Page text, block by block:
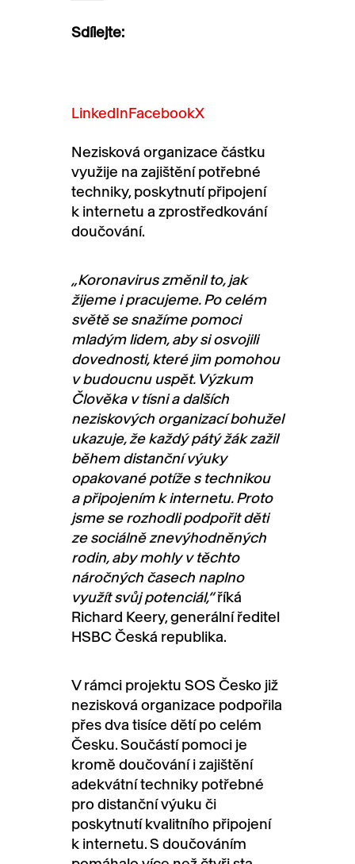
Sdílejte:
LinkedInFacebookX
Nezisková organizace částku
využije na zajištění potřebné
techniky, poskytnutí připojení
k internetu a zprostředkování
doučování.
„Koronavirus změnil to, jak
žijeme i pracujeme. Po celém
světě se snažíme pomoci
mladým lidem, aby si osvojili
dovednosti, které jim pomohou
v budoucnu uspět. Výzkum
Člověka v tísni a dalších
neziskových organizací bohužel
ukazuje, že každý pátý žák zažil
během distanční výuky
opakované potíže s technikou
a připojením k internetu. Proto
jsme se rozhodli podpořit děti
ze sociálně znevýhodněných
rodin, aby mohly v těchto
náročných časech naplno
využít svůj potenciál,“říká
Richard Keery, generální ředitel
HSBC Česká republika.
V rámci projektu SOS Česko již
nezisková organizace podpořila
přes dva tisíce dětí po celém
Česku. Součástí pomoci je
kromě doučování i zajištění
adekvátní techniky potřebné
pro distanční výuku či
poskytnutí kvalitního připojení
k internetu. S doučováním